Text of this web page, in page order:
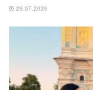
29.07.2026